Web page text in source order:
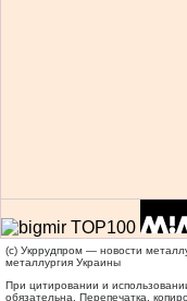
(c) Укррудпром — новости
металлургия Украины
При цитировании и
обязательна. Перепечатка,